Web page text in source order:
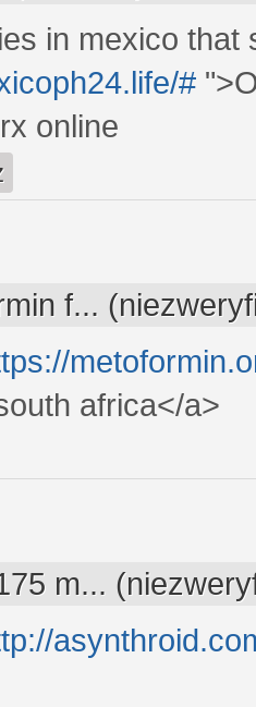
in mexico that
#
online
f...
africa</a>
m...